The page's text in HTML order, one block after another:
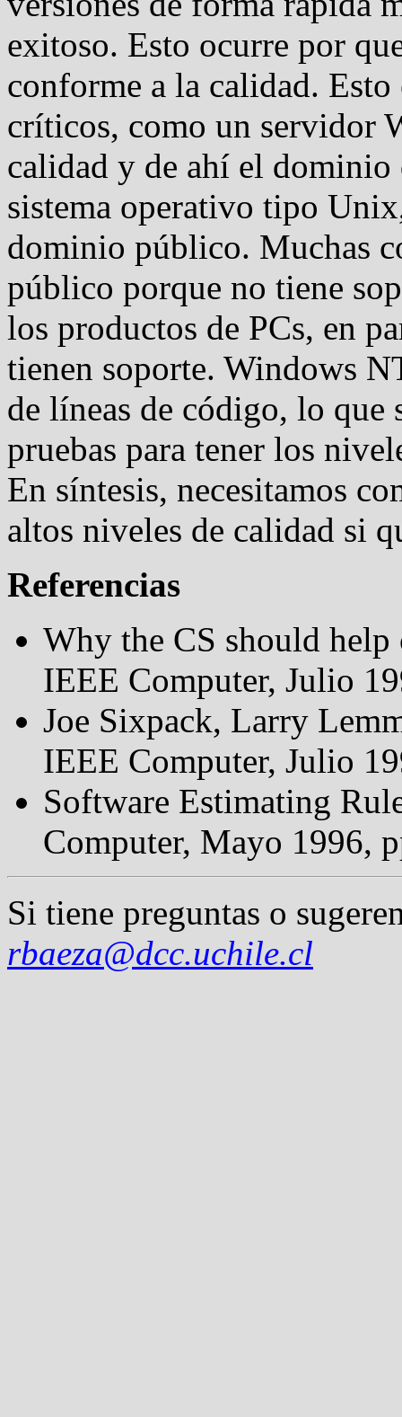
exitoso. Esto ocurre por
conforme a la calidad.
críticos, como un servidor
calidad y de ahí el dominio
sistema operativo tipo
dominio público. Muchas
público porque no tiene
los productos de PCs, en
tienen soporte. Windows
de líneas de código, lo que
pruebas para tener los
En síntesis, necesitamos
altos niveles de calidad si
Referencias
Why the CS should
IEEE Computer, Julio
Joe Sixpack, Larry
IEEE Computer, Julio
Software Estimating
Computer, Mayo 1996,
Si tiene preguntas o
rbaeza@dcc.uchile.cl